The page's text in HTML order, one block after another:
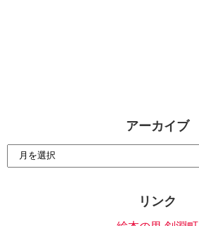
アーカイブ
リンク